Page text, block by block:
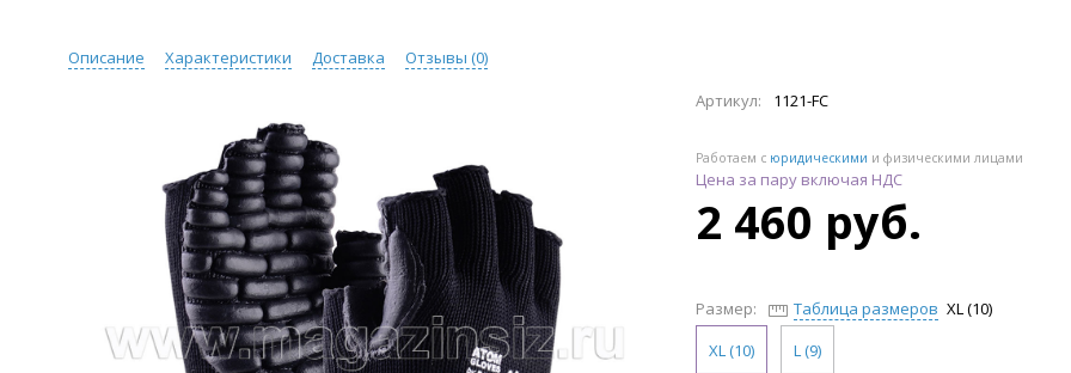
Описание Характеристики Доставка Отзывы (0)
Артикул: 1121-FC
Работаем с юридическими и физическими лицами
Цена за пару включая НДС
2 460 руб.
Размер: Таблица размеров XL (10)
XL (10)
L (9)